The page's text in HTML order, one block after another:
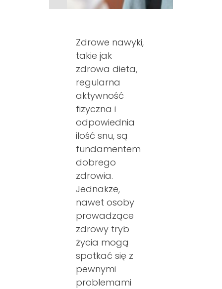
Zdrowe nawyki,
takie jak
zdrowa dieta,
regularna
aktywność
fizyczna i
odpowiednia
ilość snu, są
fundamentem
dobrego
zdrowia.
Jednakże,
nawet osoby
prowadzące
zdrowy tryb
życia mogą
spotkać się z
pewnymi
problemami